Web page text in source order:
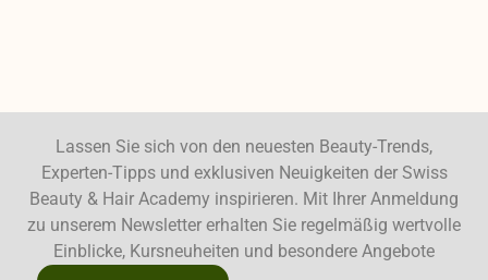
Lassen Sie sich von den neuesten Beauty-Trends,
Experten-Tipps und exklusiven Neuigkeiten der Swiss
Beauty & Hair Academy inspirieren. Mit Ihrer Anmeldung
zu unserem Newsletter erhalten Sie regelmäßig wertvolle
Einblicke, Kursneuheiten und besondere Angebote